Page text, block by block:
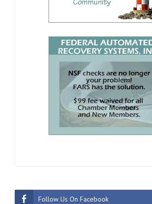
Follow Us On Facebook